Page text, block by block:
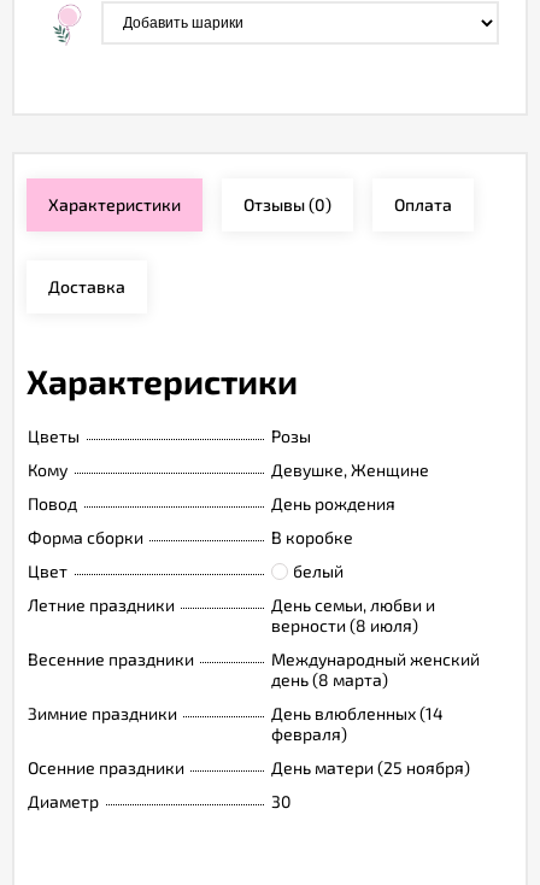
Характеристики Отзывы(0) Оплата
Доставка
Характеристики
Цветы
Розы
Кому
Девушке, Женщине
Повод
День рождения
Форма сборки
В коробке
Цвет
белый
Летние праздники
День семьи, любви и
верности (8 июля)
Весенние праздники
Международный женский
день (8 марта)
Зимние праздники
День влюбленных (14
февраля)
Осенние праздники
День матери (25 ноября)
Диаметр
30